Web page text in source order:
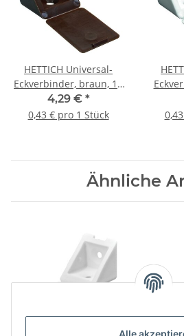
Alle
HETTICH Universal-
Eckverbinder, braun, 10
Stück
4,29 € *
0,43 € pro 1 Stück
Ähnliche